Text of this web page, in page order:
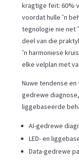
kragtige feit: 60%
voordat hulle ’n
tegnologie nie net
deel van die
’n harmoniese
elke velplan met
Nuwe tendense
gedrewe
liggebaseerde
AI-gedrewe
LED- en
Data-gedrewe